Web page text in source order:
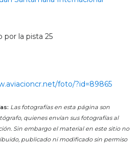
por la pista 25
foto/?id=89865
Las fotografías en esta página son
quienes envían sus fotografías al
Sin embargo el material en este sitio no
publicado ni modificado sin permiso